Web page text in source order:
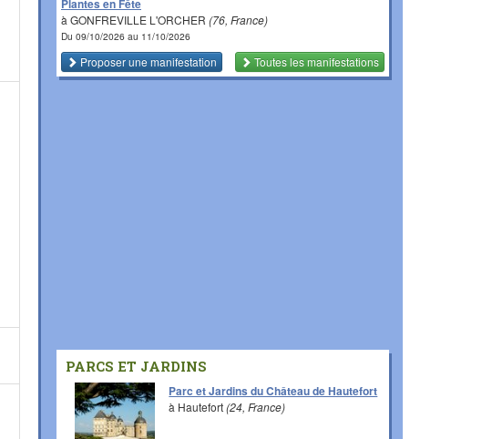
Plantes en Fête
à GONFREVILLE L'ORCHER (76, France)
Du 09/10/2026 au 11/10/2026
Proposer une manifestation Toutes les manifestations
PARCS ET JARDINS
Parc et Jardins du Château de Hautefort
à Hautefort(24, France)